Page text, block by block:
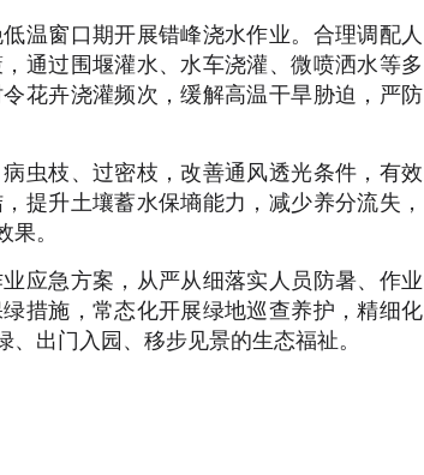
温窗口期开展错峰浇水作业。合理调配人
通过围堰灌水、水车浇灌、微喷洒水等多
花卉浇灌频次，缓解高温干旱胁迫，严防
虫枝、过密枝，改善通风透光条件，有效
提升土壤蓄水保墒能力，减少养分流失，
。
应急方案，从严从细落实人员防暑、作业
措施，常态化开展绿地巡查养护，精细化
出门入园、移步见景的生态福祉。